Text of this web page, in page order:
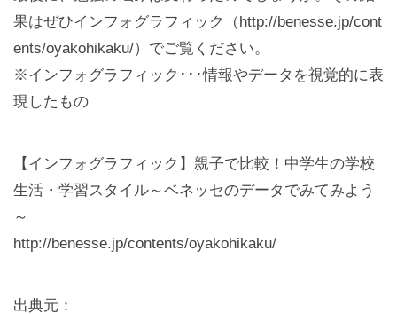
果はぜひインフォグラフィック（http://benesse.jp/cont
ents/oyakohikaku/）でご覧ください。
※インフォグラフィック･･･情報やデータを視覚的に表
現したもの
【インフォグラフィック】親子で比較！中学生の学校
生活・学習スタイル～ベネッセのデータでみてみよう
～
http://benesse.jp/contents/oyakohikaku/
出典元：